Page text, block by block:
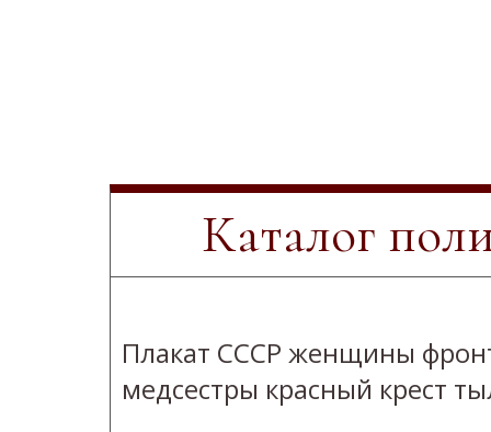
Каталог
Плакат СССР женщины
медсестры красный крест